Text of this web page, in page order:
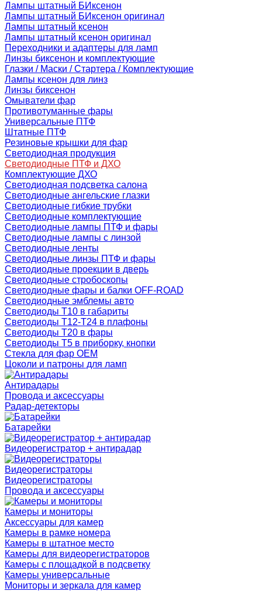
Лампы штатный БИксенон
Лампы штатный БИксенон оригинал
Лампы штатный ксенон
Лампы штатный ксенон оригинал
Переходники и адаптеры для ламп
Линзы биксенон и комплектующие
Глазки / Маски / Стартера / Комплектующие
Лампы ксенон для линз
Линзы биксенон
Омыватели фар
Противотуманные фары
Универсальные ПТФ
Штатные ПТФ
Резиновые крышки для фар
Светодиодная продукция
Светодиодные ПТФ и ДХО
Комплектующие ДХО
Светодиодная подсветка салона
Светодиодные ангельские глазки
Светодиодные гибкие трубки
Светодиодные комплектующие
Светодиодные лампы ПТФ и фары
Светодиодные лампы с линзой
Светодиодные ленты
Светодиодные линзы ПТФ и фары
Светодиодные проекции в дверь
Светодиодные стробоскопы
Светодиодные фары и балки OFF-ROAD
Светодиодные эмблемы авто
Светодиоды T10 в габариты
Светодиоды T12-T24 в плафоны
Светодиоды T20 в фары
Светодиоды T5 в приборку, кнопки
Стекла для фар OEM
Цоколи и патроны для ламп
Антирадары
Провода и аксессуары
Радар-детекторы
Батарейки
Видеорегистратор + антирадар
Видеорегистраторы
Видеорегистраторы
Провода и аксессуары
Камеры и мониторы
Аксессуары для камер
Камеры в рамке номера
Камеры в штатное место
Камеры для видеорегистраторов
Камеры с площадкой в подсветку
Камеры универсальные
Мониторы и зеркала для камер